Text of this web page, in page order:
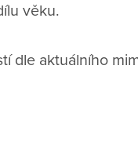
věku.
dle aktuálního